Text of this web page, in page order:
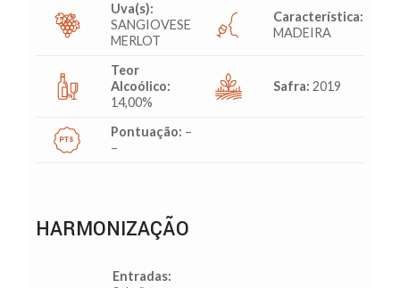
Uva(s):
SANGIOVESE
MERLOT
Característica:
MADEIRA
Teor
Alcoólico:
14,00%
Safra: 2019
Pontuação: –
–
HARMONIZAÇÃO
Entradas: